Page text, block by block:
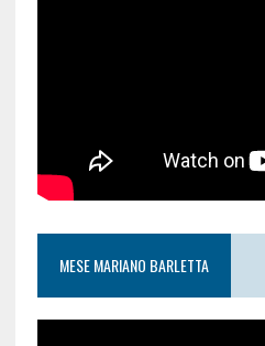
MESE MARIANO BARLETTA